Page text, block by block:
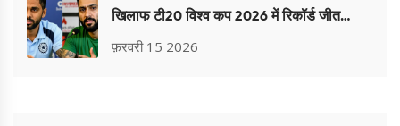
खिलाफ टी20 विश्व कप 2026 में रिकॉर्ड जीत
दिलाई
फ़रवरी 15 2026